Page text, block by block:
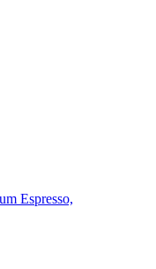
Espresso,